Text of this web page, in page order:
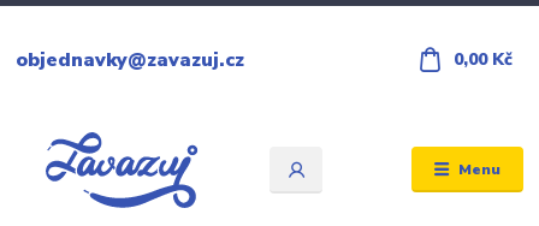
Menu
objednavky@zavazuj.cz 0,00 Kč